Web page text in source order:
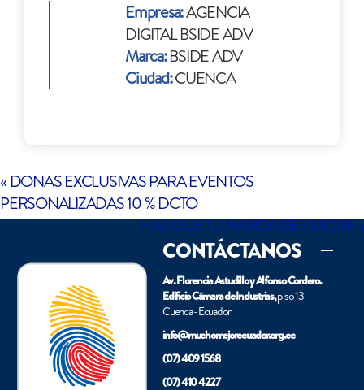
Empresa:AGENCIA
DIGITAL BSIDE ADV
Marca:BSIDE ADV
Ciudad:CUENCA
« DONAS EXCLUSIVAS PARA EVENTOS
PERSONALIZADAS 10 % DCTO
HAZ QUE TU MARCA DESTAQUE»
CONTÁCTANOS
Av. Florencia Astudillo y Alfonso Cordero.
Edificio Cámara de Industrias,piso 13
Cuenca - Ecuador
info@muchomejorecuador.org.ec
(07) 409 1568
(07) 410 4227